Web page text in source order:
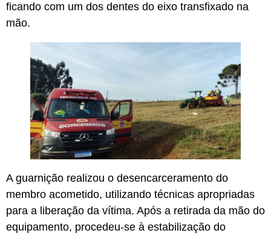
ficando com um dos dentes do eixo transfixado na
mão.
A guarnição realizou o desencarceramento do
membro acometido, utilizando técnicas apropriadas
para a liberação da vítima. Após a retirada da mão do
equipamento, procedeu-se à estabilização do